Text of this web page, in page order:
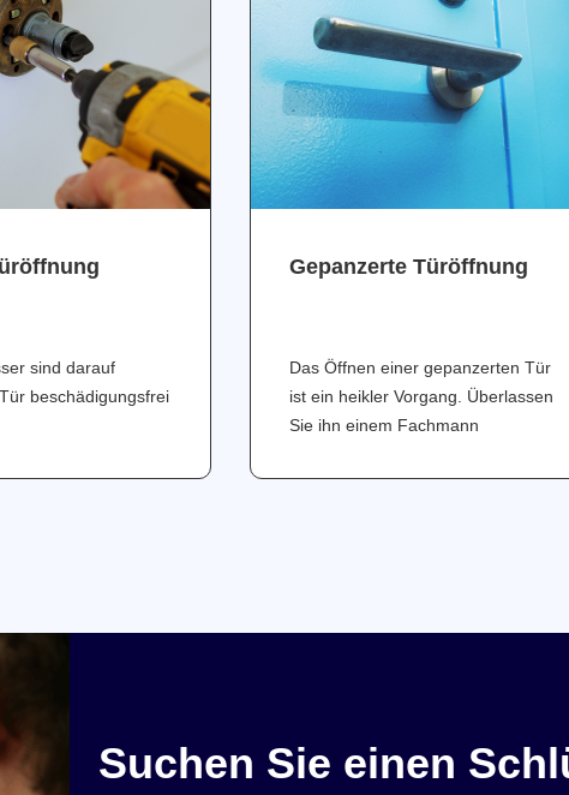
sind darauf
beschädigungsfrei
Gepanzerte Türöffnung
Das Öffnen einer gepanzerten Tür
ist ein heikler Vorgang. Überlassen
Sie ihn einem Fachmann
Suchen Sie einen